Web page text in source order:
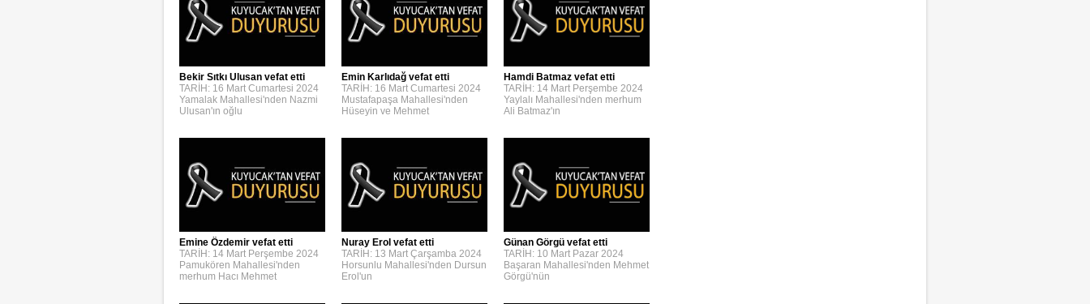
Bekir Sıtkı Ulusan vefat etti
TARİH: 16 Mart Cumartesi 2024
Yamalak Mahallesi'nden Nazmi
Ulusan'ın oğlu
Emin Karlıdağ vefat etti
TARİH: 16 Mart Cumartesi 2024
Mustafapaşa Mahallesi'nden
Hüseyin ve Mehmet
Hamdi Batmaz vefat etti
TARİH: 14 Mart Perşembe 2024
Yaylalı Mahallesi'nden merhum
Ali Batmaz'ın
Emine Özdemir vefat etti
TARİH: 14 Mart Perşembe 2024
Pamukören Mahallesi'nden
merhum Hacı Mehmet
Nuray Erol vefat etti
TARİH: 13 Mart Çarşamba 2024
Horsunlu Mahallesi'nden Dursun
Erol'un
Günan Görgü vefat etti
TARİH: 10 Mart Pazar 2024
Başaran Mahallesi'nden Mehmet
Görgü'nün